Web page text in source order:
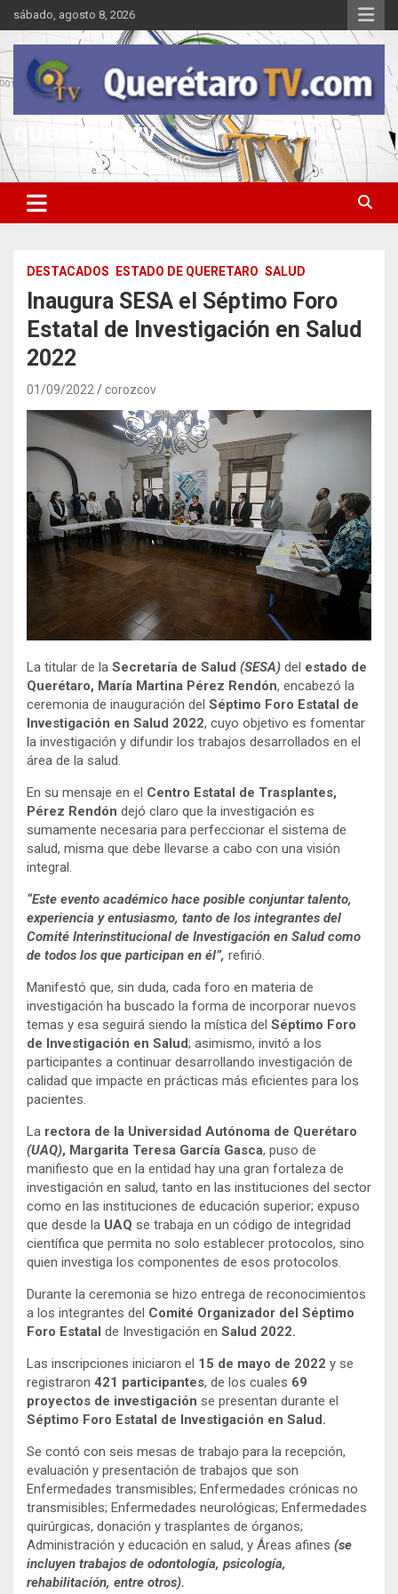
Saltar
al
contenido
sábado, agosto 8, 2026
queretarotv
Información y entretenimiento
DESTACADOS ESTADO DE QUERETARO SALUD
Inaugura SESA el Séptimo Foro
Estatal de Investigación en Salud
2022
01/09/2022 corozcov
La titular de la Secretaría de Salud (SESA) del estado de
Querétaro, María Martina Pérez Rendón, encabezó la
ceremonia de inauguración del Séptimo Foro Estatal de
Investigación en Salud 2022, cuyo objetivo es fomentar
la investigación y difundir los trabajos desarrollados en el
área de la salud.
En su mensaje en el Centro Estatal de Trasplantes,
Pérez Rendón dejó claro que la investigación es
sumamente necesaria para perfeccionar el sistema de
salud, misma que debe llevarse a cabo con una visión
integral.
“Este evento académico hace posible conjuntar talento,
experiencia y entusiasmo, tanto de los integrantes del
Comité Interinstitucional de Investigación en Salud como
de todos los que participan en él”, refirió.
Manifestó que, sin duda, cada foro en materia de
investigación ha buscado la forma de incorporar nuevos
temas y esa seguirá siendo la mística del Séptimo Foro
de Investigación en Salud; asimismo, invitó a los
participantes a continuar desarrollando investigación de
calidad que impacte en prácticas más eficientes para los
pacientes.
La rectora de la Universidad Autónoma de Querétaro
(UAQ), Margarita Teresa García Gasca, puso de
manifiesto que en la entidad hay una gran fortaleza de
investigación en salud, tanto en las instituciones del sector
como en las instituciones de educación superior; expuso
que desde la UAQ se trabaja en un código de integridad
científica que permita no solo establecer protocolos, sino
quien investiga los componentes de esos protocolos.
Durante la ceremonia se hizo entrega de reconocimientos
a los integrantes del Comité Organizador del Séptimo
Foro Estatal de Investigación en Salud 2022.
Las inscripciones iniciaron el 15 de mayo de 2022 y se
registraron 421 participantes, de los cuales 69
proyectos de investigación se presentan durante el
Séptimo Foro Estatal de Investigación en Salud.
Se contó con seis mesas de trabajo para la recepción,
evaluación y presentación de trabajos que son
Enfermedades transmisibles; Enfermedades crónicas no
transmisibles; Enfermedades neurológicas; Enfermedades
quirúrgicas, donación y trasplantes de órganos;
Administración y educación en salud, y Áreas afines (se
incluyen trabajos de odontología, psicología,
rehabilitación, entre otros).